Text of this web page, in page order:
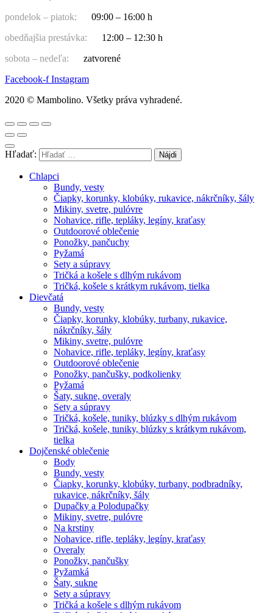
pondelok – piatok:
09:00 – 16:00 h
obedňajšia prestávka:
12:00 – 12:30 h
sobota – nedeľa:
zatvorené
Facebook-f Instagram
2020 © Mambolino. Všetky práva vyhradené.
Hľadať:
Chlapci
Bundy, vesty
Čiapky, korunky, klobúky, rukavice, nákrčníky, šály
Mikiny, svetre, pulóvre
Nohavice, rifle, tepláky, legíny, kraťasy
Outdoorové oblečenie
Ponožky, pančuchy
Pyžamá
Sety a súpravy
Tričká a košele s dlhým rukávom
Tričká, košele s krátkym rukávom, tielka
Dievčatá
Bundy, vesty
Čiapky, korunky, klobúky, turbany, rukavice,
nákrčníky, šály
Mikiny, svetre, pulóvre
Nohavice, rifle, tepláky, legíny, kraťasy
Outdoorové oblečenie
Ponožky, pančušky, podkolienky
Pyžamá
Šaty, sukne, overaly
Sety a súpravy
Tričká, košele, tuniky, blúzky s dlhým rukávom
Tričká, košele, tuniky, blúzky s krátkym rukávom,
tielka
Dojčenské oblečenie
Body
Bundy, vesty
Čiapky, korunky, klobúky, turbany, podbradníky,
rukavice, nákrčníky, šály
Dupačky a Polodupačky
Mikiny, svetre, pulóvre
Na krstiny
Nohavice, rifle, tepláky, legíny, kraťasy
Overaly
Ponožky, pančušky
Pyžamká
Šaty, sukne
Sety a súpravy
Tričká a košele s dlhým rukávom